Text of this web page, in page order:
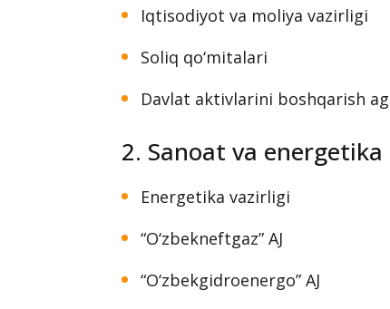
Quyidagi yirik tashkilotlar o‘z
o‘qishga tavsiya etish huquqiga
1. Iqtisodiyot va moliya
Iqtisodiyot va moliya vazirligi
Soliq qo‘mitalari
Davlat aktivlarini boshqarish
2. Sanoat va energetika